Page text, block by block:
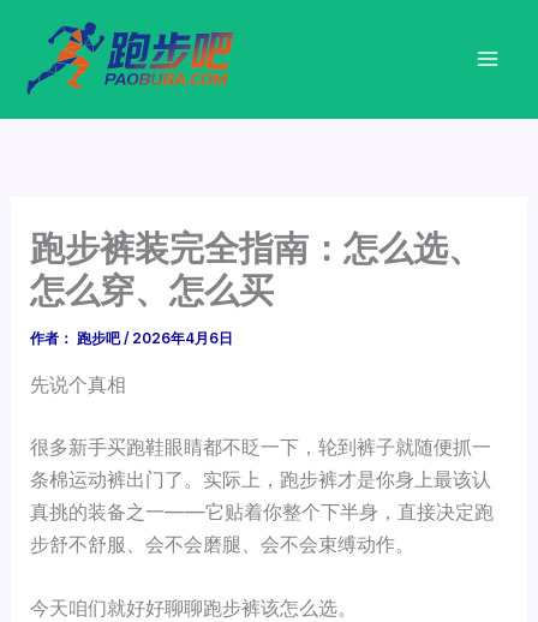
跑步裤装完全指南：怎么选、
怎么穿、怎么买
作者： 跑步吧/ 2026年4月6日
先说个真相
很多新手买跑鞋眼睛都不眨一下，轮到裤子就随便抓一
条棉运动裤出门了。实际上，跑步裤才是你身上最该认
真挑的装备之一——它贴着你整个下半身，直接决定跑
步舒不舒服、会不会磨腿、会不会束缚动作。
今天咱们就好好聊聊跑步裤该怎么选。